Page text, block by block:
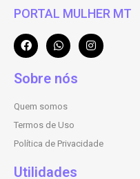
PORTAL MULHER MT
Sobre nós
Quem somos
Termos de Uso
Política de Privacidade
Utilidades